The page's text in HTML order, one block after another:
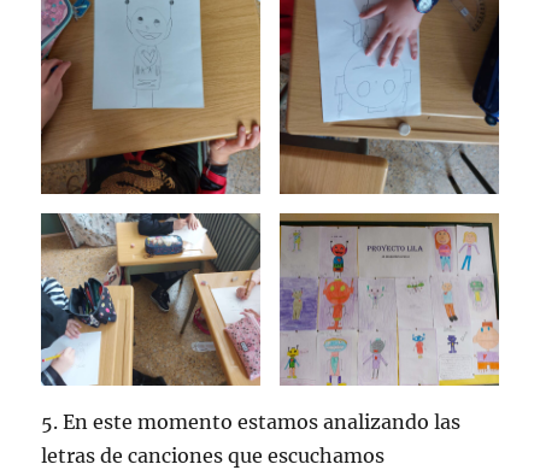
5. En este momento estamos analizando las
letras de canciones que escuchamos